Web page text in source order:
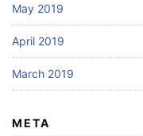
May 2019
April 2019
March 2019
META